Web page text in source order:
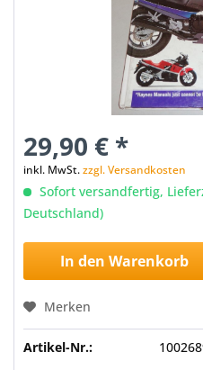
29,90 € *
inkl. MwSt.zzgl. Versandkosten
Sofort versandfertig,
Deutschland)
In den Warenkorb
Merken
Artikel-Nr.: